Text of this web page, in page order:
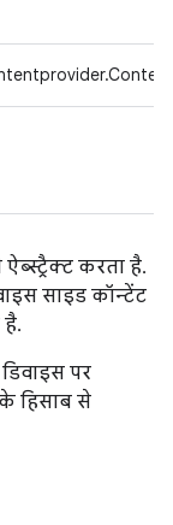
करता है.
साइड कॉन्टेंट
है.
पर
हिसाब से